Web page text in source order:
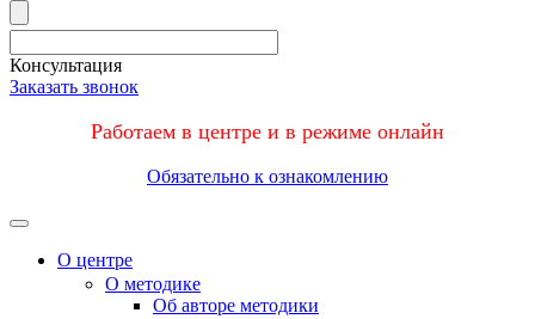
Консультация
Заказать звонок
Работаем в центре и в режиме онлайн
Обязательно к ознакомлению
Меню
О центре
О методике
Об авторе методики